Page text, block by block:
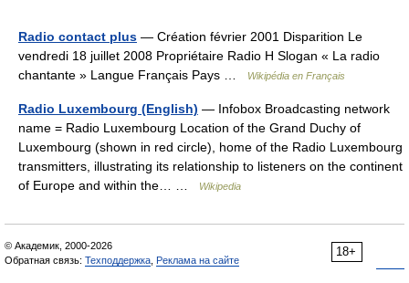
Radio contact plus — Création février 2001 Disparition Le
vendredi 18 juillet 2008 Propriétaire Radio H Slogan « La radio
chantante » Langue Français Pays …
Wikipédia en Français
Radio Luxembourg (English) — Infobox Broadcasting network
name = Radio Luxembourg Location of the Grand Duchy of
Luxembourg (shown in red circle), home of the Radio Luxembourg
transmitters, illustrating its relationship to listeners on the continent
of Europe and within the… …
Wikipedia
18+
© Академик, 2000-2026
Обратная связь: Техподдержка Реклама на сайте